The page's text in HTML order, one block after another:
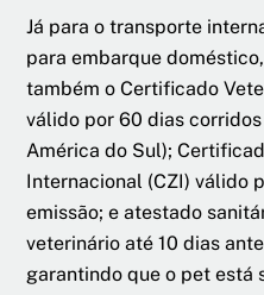
Já para o transporte
para embarque
também o Certificado
válido por 60 dias
América do Sul);
Internacional (CZI) válido
emissão; e atestado
veterinário até 10 dias
garantindo que o pet está